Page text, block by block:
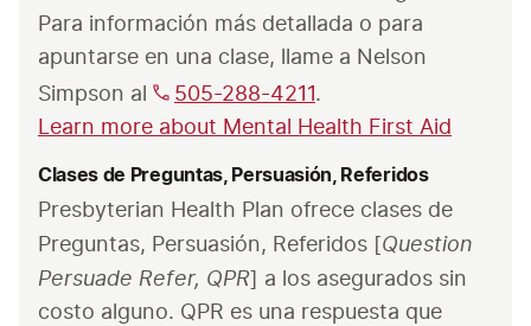
Para información más detallada o para
apuntarse en una clase, llame a Nelson
Simpson al
505-288-4211.
Learn more about Mental Health First Aid
Clases de Preguntas, Persuasión, Referidos
Presbyterian Health Plan ofrece clases de
Preguntas, Persuasión, Referidos [ Question
Persuade Refer, QPR ] a los asegurados sin
costo alguno. QPR es una respuesta que